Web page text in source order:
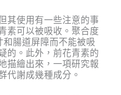
其使用有一些注意的事
素可以被吸收。聚合度
腸道屏障而不能被吸
的。此外，前花青素的
描繪出來，一項研究報
代謝成幾種成分。